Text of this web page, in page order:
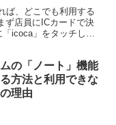
ば、どこでも利用する
ず店員にICカードで決
icoca」をタッチして
の「ノート」機能
方法と利用できな
理由